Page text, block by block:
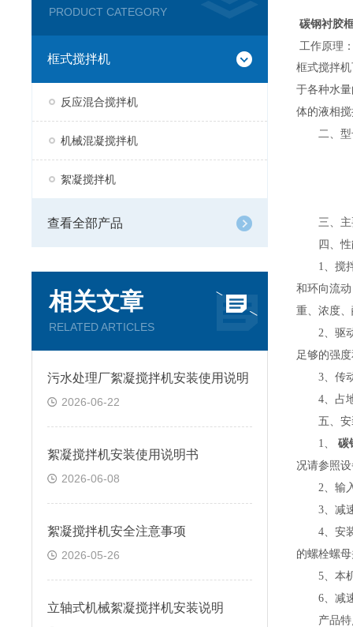
PRODUCT CATEGORY
框式搅拌机
反应混合搅拌机
机械混凝搅拌机
絮凝搅拌机
查看全部产品
相关文章
RELATED ARTICLES
污水处理厂絮凝搅拌机安装使用说明
2026-06-22
絮凝搅拌机安装使用说明书
2026-06-08
絮凝搅拌机安全注意事项
2026-05-26
立轴式机械絮凝搅拌机安装说明
碳钢衬胶
工作原理
框式搅拌
于各种水
体的液相
二、型
三、主
四、性
1、搅
和环向流
重、浓度
2、驱
足够的强
3、传
4、占
五、
1、
碳
况请参照
2、输
3、减
4、安
的螺栓螺
5、本
6、减
产品特